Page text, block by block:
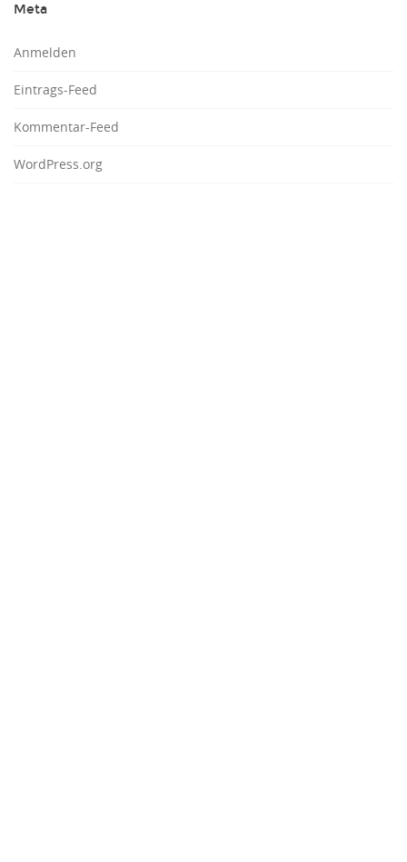
Meta
Anmelden
Eintrags-Feed
Kommentar-Feed
WordPress.org